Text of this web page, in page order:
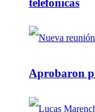
Aprobaron